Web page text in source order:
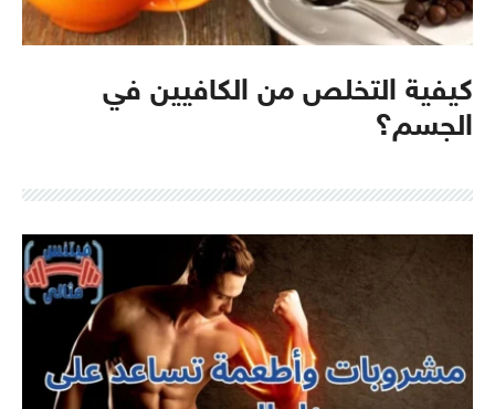
كيفية التخلص من الكافيين في
الجسم؟